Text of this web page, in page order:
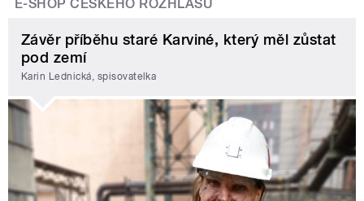
E-SHOP ČESKÉHO ROZHLASU
Závěr příběhu staré Karviné, který měl zůstat
pod zemí
Karin Lednická, spisovatelka